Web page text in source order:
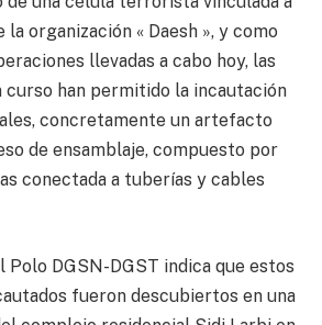
la organización « Daesh », y como
llevadas a cabo hoy, las
curso han permitido la incautación
concretamente un artefacto
de ensamblaje, compuesto por
conectada a tuberías y cables
Polo DGSN-DGST indica que estos
fueron descubiertos en una